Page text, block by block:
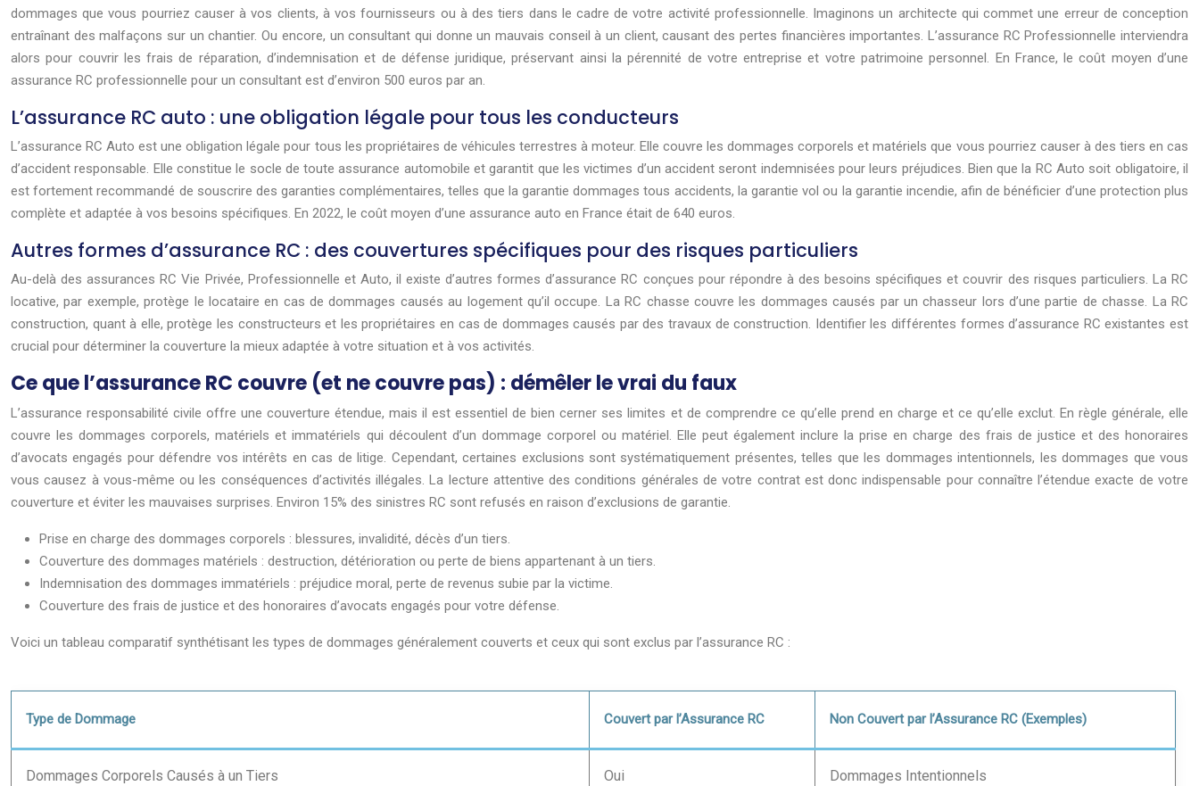
dommages que vous pourriez causer à vos clients, à vos fournisseurs ou à des tiers dans le cadre de votre activité professionnelle. Imaginons un architecte qui commet une erreur de conception
entraînant des malfaçons sur un chantier. Ou encore, un consultant qui donne un mauvais conseil à un client, causant des pertes financières importantes. L’assurance RC Professionnelle interviendra
alors pour couvrir les frais de réparation, d’indemnisation et de défense juridique, préservant ainsi la pérennité de votre entreprise et votre patrimoine personnel. En France, le coût moyen d’une
assurance RC professionnelle pour un consultant est d’environ 500 euros par an.
L’assurance RC auto : une obligation légale pour tous les conducteurs
L’assurance RC Auto est une obligation légale pour tous les propriétaires de véhicules terrestres à moteur. Elle couvre les dommages corporels et matériels que vous pourriez causer à des tiers en cas
d’accident responsable. Elle constitue le socle de toute assurance automobile et garantit que les victimes d’un accident seront indemnisées pour leurs préjudices. Bien que la RC Auto soit obligatoire, il
est fortement recommandé de souscrire des garanties complémentaires, telles que la garantie dommages tous accidents, la garantie vol ou la garantie incendie, afin de bénéficier d’une protection plus
complète et adaptée à vos besoins spécifiques. En 2022, le coût moyen d’une assurance auto en France était de 640 euros.
Autres formes d’assurance RC : des couvertures spécifiques pour des risques particuliers
Au-delà des assurances RC Vie Privée, Professionnelle et Auto, il existe d’autres formes d’assurance RC conçues pour répondre à des besoins spécifiques et couvrir des risques particuliers. La RC
locative, par exemple, protège le locataire en cas de dommages causés au logement qu’il occupe. La RC chasse couvre les dommages causés par un chasseur lors d’une partie de chasse. La RC
construction, quant à elle, protège les constructeurs et les propriétaires en cas de dommages causés par des travaux de construction. Identifier les différentes formes d’assurance RC existantes est
crucial pour déterminer la couverture la mieux adaptée à votre situation et à vos activités.
Ce que l’assurance RC couvre (et ne couvre pas) : démêler le vrai du faux
L’assurance responsabilité civile offre une couverture étendue, mais il est essentiel de bien cerner ses limites et de comprendre ce qu’elle prend en charge et ce qu’elle exclut. En règle générale, elle
couvre les dommages corporels, matériels et immatériels qui découlent d’un dommage corporel ou matériel. Elle peut également inclure la prise en charge des frais de justice et des honoraires
d’avocats engagés pour défendre vos intérêts en cas de litige. Cependant, certaines exclusions sont systématiquement présentes, telles que les dommages intentionnels, les dommages que vous
vous causez à vous-même ou les conséquences d’activités illégales. La lecture attentive des conditions générales de votre contrat est donc indispensable pour connaître l’étendue exacte de votre
couverture et éviter les mauvaises surprises. Environ 15% des sinistres RC sont refusés en raison d’exclusions de garantie.
Prise en charge des dommages corporels : blessures, invalidité, décès d’un tiers.
Couverture des dommages matériels : destruction, détérioration ou perte de biens appartenant à un tiers.
Indemnisation des dommages immatériels : préjudice moral, perte de revenus subie par la victime.
Couverture des frais de justice et des honoraires d’avocats engagés pour votre défense.
Voici un tableau comparatif synthétisant les types de dommages généralement couverts et ceux qui sont exclus par l’assurance RC :
Type de Dommage Couvert par l’Assurance RC Non Couvert par l’Assurance RC (Exemples)
Dommages Corporels Causés à un Tiers Oui Dommages Intentionnels